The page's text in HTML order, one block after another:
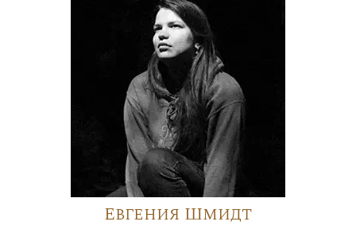
Евгения Шмидт